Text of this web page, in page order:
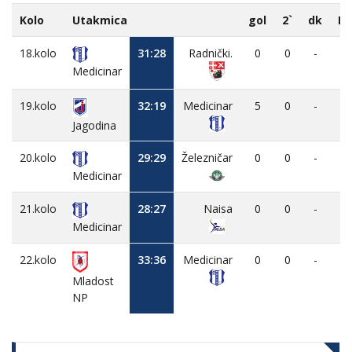
Kolo Utakmica gol 2` dk
18.kolo
Medicinar
31:28 Radnički. 0 0 -
19.kolo
Jagodina
32:19 Medicinar 5 0 -
20.kolo
Medicinar
29:29 Železničar 0 0 -
21.kolo
Medicinar
28:27 Naisa 0 0 -
22.kolo
Mladost
NP
33:36 Medicinar 0 0 -